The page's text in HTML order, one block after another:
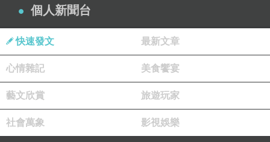
個人新聞台
快速發文 最新文章
心情雜記 美食饗宴
藝文欣賞 旅遊玩家
社會萬象 影視娛樂